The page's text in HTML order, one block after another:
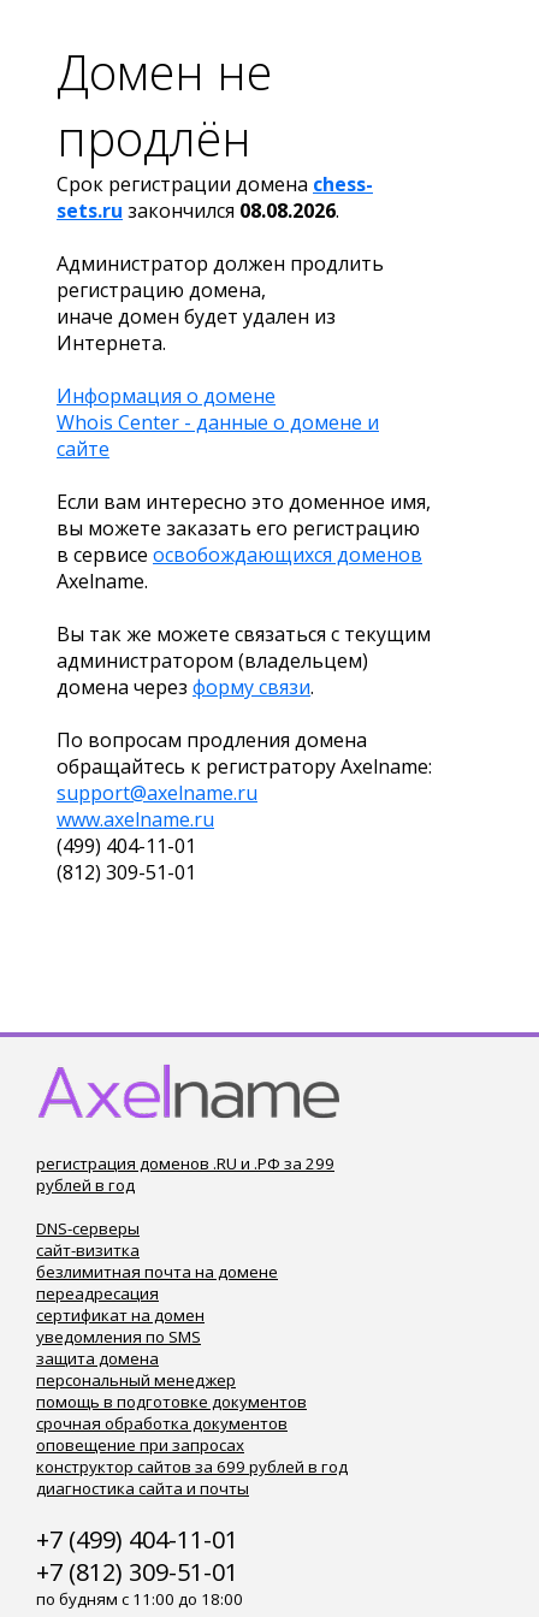
Домен не
продлён
Срок регистрации домена chess-
sets.ru закончился 08.08.2026.
Администратор должен продлить
регистрацию домена,
иначе домен будет удален из
Интернета.
Информация о домене
Whois Center - данные о домене и
сайте
Если вам интересно это доменное имя,
вы можете заказать его регистрацию
в сервисе освобождающихся доменов
Axelname.
Вы так же можете связаться с текущим
администратором (владельцем)
домена через форму связи.
По вопросам продления домена
обращайтесь к регистратору Axelname:
support@axelname.ru
www.axelname.ru
(499) 404-11-01
(812) 309-51-01
регистрация доменов .RU и .РФ за 299
рублей в год
DNS-серверы
сайт-визитка
безлимитная почта на домене
переадресация
сертификат на домен
уведомления по SMS
защита домена
персональный менеджер
помощь в подготовке документов
срочная обработка документов
оповещение при запросах
конструктор сайтов за 699 рублей в год
диагностика сайта и почты
+7 (499) 404-11-01
+7 (812) 309-51-01
по будням с 11:00 до 18:00